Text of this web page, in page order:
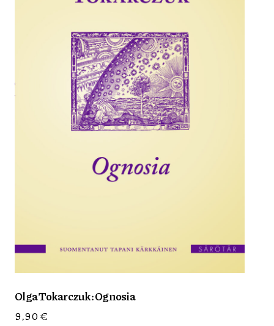
Olga Tokarczuk: Ognosia
9,90€